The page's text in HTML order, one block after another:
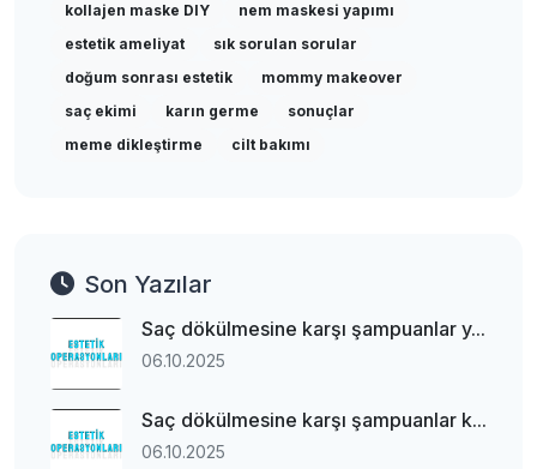
kollajen maske DIY
nem maskesi yapımı
estetik ameliyat
sık sorulan sorular
doğum sonrası estetik
mommy makeover
saç ekimi
karın germe
sonuçlar
meme dikleştirme
cilt bakımı
Son Yazılar
Saç dökülmesine karşı şampuanlar y...
06.10.2025
Saç dökülmesine karşı şampuanlar k...
06.10.2025